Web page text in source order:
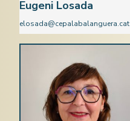
Eugeni Losada
elosada@cepalabalanguera.cat
Ciències Socials